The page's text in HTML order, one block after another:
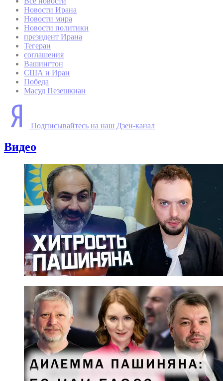
Новости Ирана
Новости мира
Новости политики
президент Ирана
Тегеран
соглашения
Вашингтон
США и Иран
Победа
Масуд Пезешкиан
Подписывайтесь на наш Дзен-канал
Видео